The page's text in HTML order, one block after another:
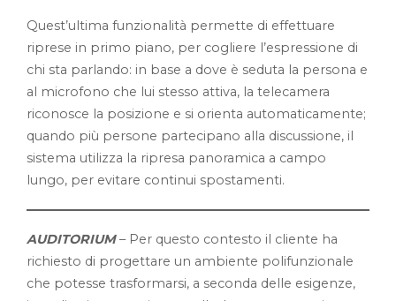
Quest’ultima funzionalità permette di effettuare
riprese in primo piano, per cogliere l’espressione di
chi sta parlando: in base a dove è seduta la persona e
al microfono che lui stesso attiva, la telecamera
riconosce la posizione e si orienta automaticamente;
quando più persone partecipano alla discussione, il
sistema utilizza la ripresa panoramica a campo
lungo, per evitare continui spostamenti.
AUDITORIUM– Per questo contesto il cliente ha
richiesto di progettare un ambiente polifunzionale
che potesse trasformarsi, a seconda delle esigenze,